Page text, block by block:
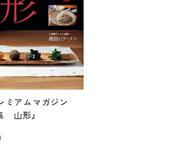
ミアムマガジン
山形』